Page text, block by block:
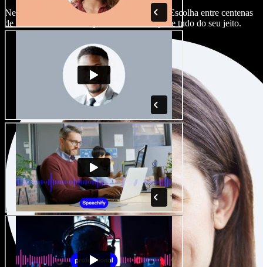
Nenhum projeto precisa soar igual ao outro. Escolha entre centenas
de vozes com IA e sotaques diferentes e ajuste tudo do seu jeito.